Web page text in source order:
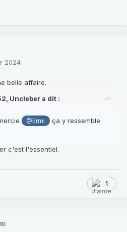
2024
belle affaire.
Unclebera dit :
@Ermi
ça y ressemble
c'est l'essentiel.
1